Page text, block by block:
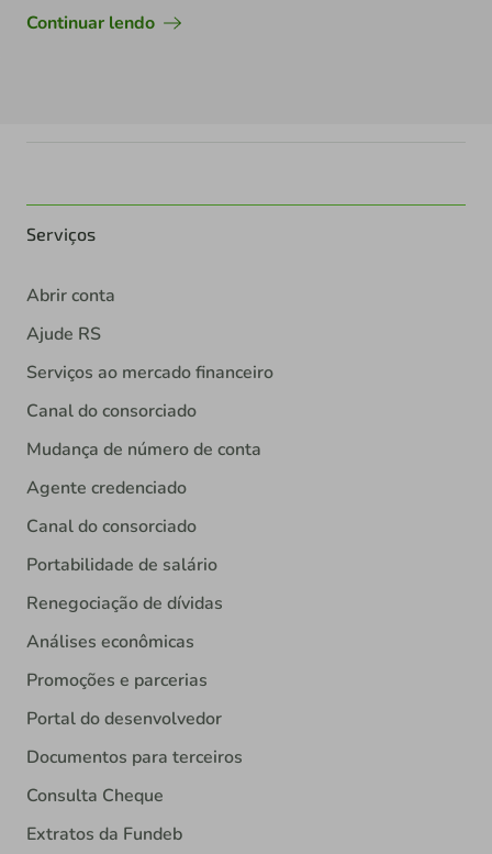
Continuar lendo
Serviços
Abrir conta
Ajude RS
Serviços ao mercado financeiro
Canal do consorciado
Mudança de número de conta
Agente credenciado
Canal do consorciado
Portabilidade de salário
Renegociação de dívidas
Análises econômicas
Promoções e parcerias
Portal do desenvolvedor
Documentos para terceiros
Consulta Cheque
Extratos da Fundeb